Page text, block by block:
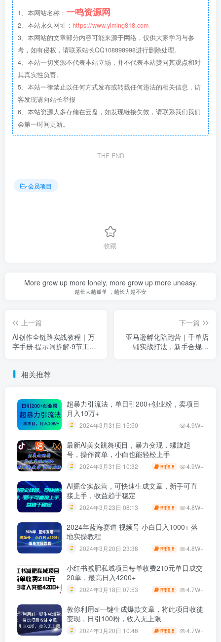
1、本网站名称： 一鸣资源网
2、本站永久网址： https://www.yiming818.com
3、本网站的文章部分内容可能来源于网络，仅供大家学习与参
考，如有侵权，请联系站长QQ108898998进行删除处理。
4、本站一切资源不代表本站立场，并不代表本站赞同其观点和对
其真实性负责。
5、本站一律禁止以任何方式发布或转载任何违法的相关信息，访
客发现请向站长举报
6、本站资源大多存储在云盘，如发现链接失效，请联系我们我们
会第一时间更新。
THE END
会员项目
收藏
More grow up more lonely, more grow up more uneasy.
越长大越孤单 ，越长大越不安
上一篇
AI创作全链路实战教程｜万
字手册·提示词拆解·9节工作
下一篇
亚马逊孵化陪跑营｜千单店
铺实战打法，新手合规起
相关推荐
超暴力引流法，单日引200+创业粉，卖项目
月入10万+
2024年3月31日 15:50 4.9W+
最新AI美女跳舞项目，暴力变现，螺旋起
号，操作简单，小白也能轻松上手
2024年3月31日 10:32 R币9.8 4.9W+
AI掘金实战营，可快速生成文章，新手可直
接上手，收益趋于稳定
2024年3月23日 08:13 R币9.8 4.8W+
2024年蓝海赛道 视频号 小白日入1000+ 落
地实操教程
2024年3月20日 23:38 R币9.8 4.8W+
小红书减肥私域项目每单收费210元单日成交
20单，最高日入4200+
2024年3月18日 07:53 R币9.8 4.7W+
教你利用ai一键生成爆款文章，将此项目收徒
变现，日引100粉，收入无上限
2024年3月20日 10:46 R币9.8 4.7W+